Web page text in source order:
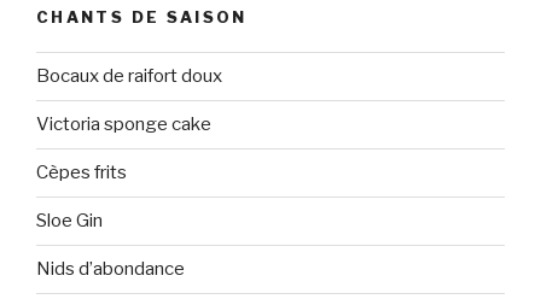
CHANTS DE SAISON
Bocaux de raifort doux
Victoria sponge cake
Cèpes frits
Sloe Gin
Nids d’abondance